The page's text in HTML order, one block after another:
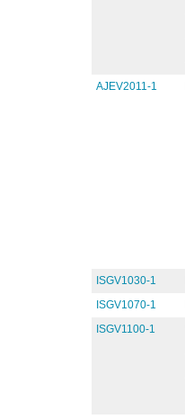
AJEV2011-1
ISGV1030-1
ISGV1070-1
ISGV1100-1